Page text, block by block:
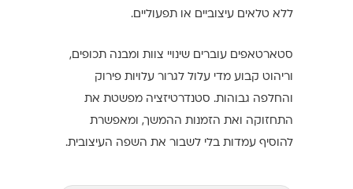
ללא טלאים עיצוביים או תפעוליים.
סטארטאפים עוברים שינויי צוות ומבנה תכופים,
וריהוט קבוע מדי עלול לגרור עלויות פירוק
והחלפה גבוהות. סטנדרטיזציה מפשטת את
התחזוקה ואת הזמנות ההמשך, ומאפשרת
להוסיף עמדות בלי לשבור את השפה העיצובית.